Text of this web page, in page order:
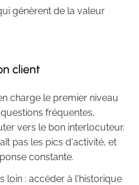
génèrent de la valeur
client
charge le premier niveau
fréquentes,
vers le bon interlocuteur.
pas les pics d'activité, et
constante.
loin : accéder à l'historique